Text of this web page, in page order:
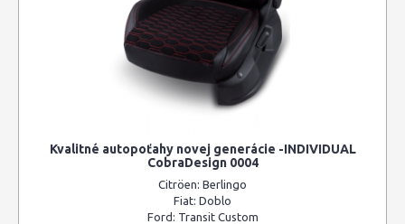
Kvalitné autopoťahy novej generácie -INDIVIDUAL
CobraDesign 0004
Citröen: Berlingo
Fiat: Doblo
Ford: Transit Custom